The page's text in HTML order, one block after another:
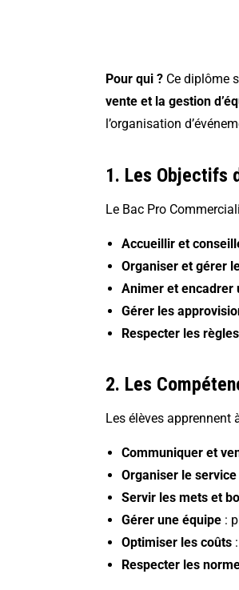
Pour qui ? Ce diplôme
vente et la gestion
l’organisation
1. Les Objectifs
Le Bac Pro
Accueillir et
Organiser et gérer
Animer et encadrer
Gérer les
Respecter les
2. Les
Les élèves apprennent
Communiquer et
Organiser le service
Servir les mets et
Gérer une équipe :
Optimiser les coûts
Respecter les